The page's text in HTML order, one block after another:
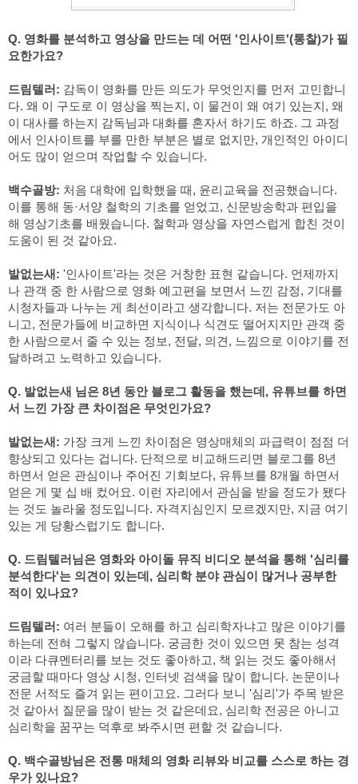
Q. 영화를 분석하고 영상을 만드는 데 어떤 '인사이트'(통찰)가 필
요한가요?
드림텔러: 감독이 영화를 만든 의도가 무엇인지를 먼저 고민합니
다. 왜 이 구도로 이 영상을 찍는지, 이 물건이 왜 여기 있는지, 왜
이 대사를 하는지 감독님과 대화를 혼자서 하기도 하죠. 그 과정
에서 인사이트를 부를 만한 부분은 별로 없지만, 개인적인 아이디
어도 많이 얻으며 작업할 수 있습니다.
백수골방: 처음 대학에 입학했을 때, 윤리교육을 전공했습니다.
이를 통해 동·서양 철학의 기초를 얻었고, 신문방송학과 편입을
해 영상기초를 배웠습니다. 철학과 영상을 자연스럽게 합친 것이
도움이 된 것 같아요.
발없는새: '인사이트'라는 것은 거창한 표현 같습니다. 언제까지
나 관객 중 한 사람으로 영화 예고편을 보면서 느낀 감정, 기대를
시청자들과 나누는 게 최선이라고 생각합니다. 저는 전문가도 아
니고, 전문가들에 비교하면 지식이나 식견도 떨어지지만 관객 중
한 사람으로서 줄 수 있는 정보, 전달, 의견, 느낌으로 이야기를 전
달하려고 노력하고 있습니다.
Q. 발없는새 님은 8년 동안 블로그 활동을 했는데, 유튜브를 하면
서 느낀 가장 큰 차이점은 무엇인가요?
발없는새: 가장 크게 느낀 차이점은 영상매체의 파급력이 점점 더
향상되고 있다는 겁니다. 단적으로 비교해드리면 블로그를 8년
하면서 얻은 관심이나 주어진 기회보다, 유튜브를 8개월 하면서
얻은 게 몇 십 배 컸어요. 이런 자리에서 관심을 받을 정도가 됐다
는 것도 놀라울 정도입니다. 자격지심인지 모르겠지만, 지금 여기
있는 게 당황스럽기도 합니다.
Q. 드림텔러님은 영화와 아이돌 뮤직 비디오 분석을 통해 '심리를
분석한다'는 의견이 있는데, 심리학 분야 관심이 많거나 공부한
적이 있나요?
드림텔러: 여러 분들이 오해를 하고 심리학자냐고 많은 이야기를
하는데 전혀 그렇지 않습니다. 궁금한 것이 있으면 못 참는 성격
이라 다큐멘터리를 보는 것도 좋아하고, 책 읽는 것도 좋아해서
궁금할 때마다 영상 시청, 인터넷 검색을 많이 합니다. 논문이나
전문 서적도 즐겨 읽는 편이고요. 그러다 보니 '심리'가 주목 받은
것 같아서 질문을 많이 받는 것 같은데요, 심리학 전공은 아니고
심리학을 꿈꾸는 덕후로 봐주시면 편할 것 같습니다.
Q. 백수골방님은 전통 매체의 영화 리뷰와 비교를 스스로 하는 경
우가 있나요?